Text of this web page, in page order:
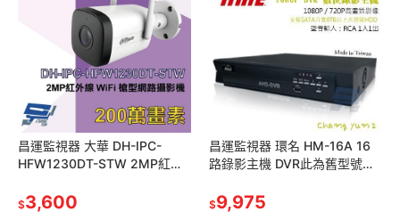
昌運監視器 大華 DH-IPC-
HFW1230DT-STW 2MP紅外
(HFW1339DTK1-SW-PV)
$3,600
昌運監視器 環名 HM-16A 16
路錄影主機 DVR此為舊型號以
$9,975